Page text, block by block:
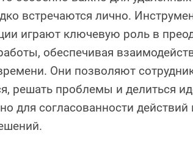
встречаются лично.
играют ключевую роль в
обеспечивая
Они позволяют
решать проблемы и делиться
для согласованности действий